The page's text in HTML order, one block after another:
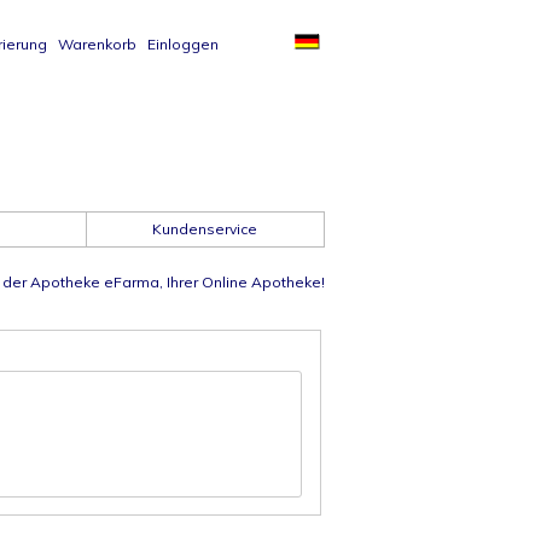
Warenkorb Einloggen
Kundenservice
Apotheke eFarma, Ihrer Online Apotheke!